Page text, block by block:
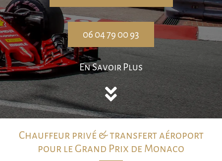
06 04 79 00 93
En Savoir Plus
Chauffeur privé & transfert aéroport
pour le Grand Prix de Monaco